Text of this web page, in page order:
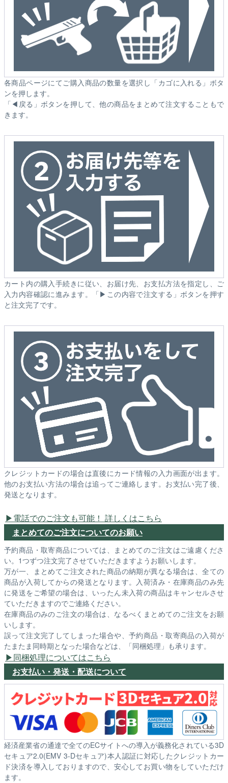
各商品ページにてご購入商品の数量を選択し「カゴに入れる」ボタ
ンを押します。
「◀戻る」ボタンを押して、他の商品をまとめて注文することもで
きます。
カート内の購入手続きに従い、お届け先、お支払方法を指定し、ご
入力内容確認に進みます。「▶この内容で注文する」ボタンを押す
と注文完了です。
クレジットカードの場合は直後にカード情報の入力画面が出ます。
他のお支払い方法の場合は追ってご連絡します。お支払い完了後、
発送となります。
電話でのご注文も可能！ 詳しくはこちら
まとめてのご注文についてのお願い
予約商品・取寄商品については、まとめてのご注文はご遠慮くださ
い。1つずつ注文完了させていただきますようお願いします。
万が一、まとめてご注文された商品の納期が異なる場合は、全ての
商品が入荷してからの発送となります。入荷済み・在庫商品のみ先
に発送をご希望の場合は、いったん未入荷の商品はキャンセルさせ
ていただきますのでご連絡ください。
在庫商品のみのご注文の場合は、なるべくまとめてのご注文をお願
いします。
誤って注文完了してしまった場合や、予約商品・取寄商品の入荷が
たまたま同時期となった場合などは、「同梱処理」も承ります。
同梱処理についてはこちら
お支払い・発送・配送について
経済産業省の通達で全てのECサイトへの導入が義務化されている3D
セキュア2.0(EMV 3-Dセキュア)本人認証に対応したクレジットカー
ド決済を導入しておりますので、安心してお買い物をしていただけ
ます。